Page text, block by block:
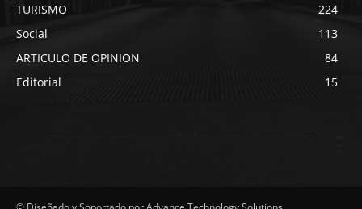
TURISMO
224
Social
113
ARTICULO DE OPINION
84
Editorial
15